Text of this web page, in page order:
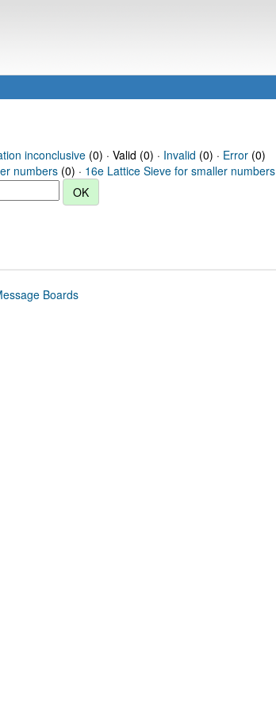
inconclusive(0) · Valid (0) · Invalid (0) · Error(0)
numbers (0) · 16e Lattice Sieve for smaller numbers
Boards